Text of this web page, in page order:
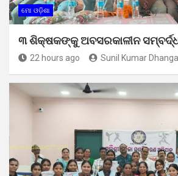
ମୋ ଓଡ଼ିଶା
୩ ଶିକ୍ଷକଙ୍କୁ ଅବସରକାଳୀନ
22 hours ago Sunil Kumar